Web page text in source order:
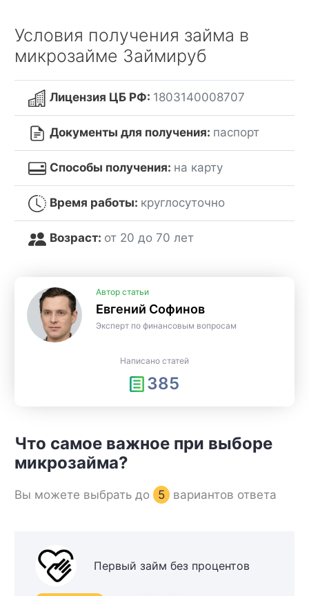
Условия получения займа в
микрозайме Займируб
Лицензия ЦБ РФ: 1803140008707
Документы для получения: паспорт
Способы получения: на карту
Время работы: круглосуточно
Возраст: от 20 до 70 лет
Автор статьи
Евгений Софинов
Эксперт по финансовым вопросам
Написано статей
385
Что самое важное при выборе
микрозайма?
Вы можете выбрать до 5 вариантов ответа
Первый займ без процентов